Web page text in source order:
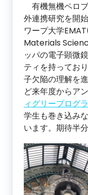
有機無機ペロ
外連携研究を開
ワープ大学
Materials
ッパの電子顕微
ティを持ってお
子欠陥の理解を
ど来年度からア
ィグリープログ
学生も巻き込み
います。期待半